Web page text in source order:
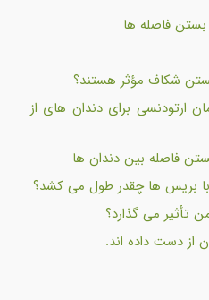
فاصله ها
شکاف مؤثر هستند؟
ارتودنسی برای دندان های از
فاصله بین دندان ها
بریس ها چقدر طول می کشد؟
تأثیر می گذارد؟
از دست داده اند.